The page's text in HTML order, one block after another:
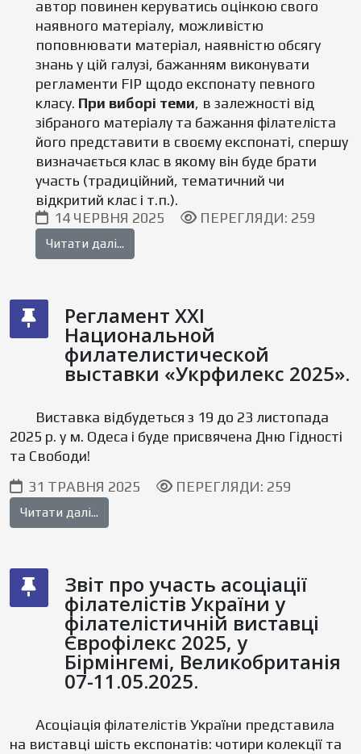
автор повинен керуватись оцінкою свого
наявного матеріалу, можливістю
поповнювати матеріал, наявністю обсягу
знань у цій галузі, бажанням виконувати
регламенти FIP щодо експонату певного
класу. При виборі теми, в залежності від
зібраного матеріалу та бажання філателіста
його представити в своєму експонаті, спершу
визначається клас в якому він буде брати
участь (традиційний, тематичний чи
відкритий клас і т.п.).
14 ЧЕРВНЯ 2025
ПЕРЕГЛЯДИ: 259
Читати далі...
Регламент XXI
Национальной
филателистической
выставки «Укрфилекс 2025».
Виставка відбудеться з 19 до 23 листопада
2025 р. у м. Одеса і буде присвячена Дню Гідності
та Свободи!
31 ТРАВНЯ 2025
ПЕРЕГЛЯДИ: 259
Читати далі...
Звіт про участь асоціації
філателістів України у
філателістичній виставці
Єврофілекс 2025, у
Бірмінгемі, Великобританія
07-11.05.2025.
Асоціація філателістів України представила
на виставці шість експонатів: чотири колекції та